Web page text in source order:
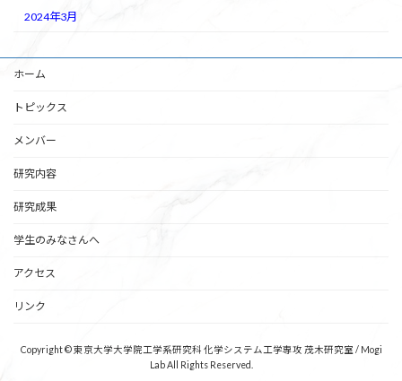
2024年3月
ホーム
トピックス
メンバー
研究内容
研究成果
学生のみなさんへ
アクセス
リンク
Copyright © 東京大学大学院工学系研究科 化学システム工学専攻 茂木研究室 / Mogi
Lab All Rights Reserved.